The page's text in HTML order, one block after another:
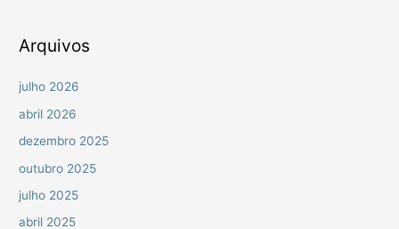
r
Arquivos
julho 2026
abril 2026
dezembro 2025
outubro 2025
julho 2025
abril 2025